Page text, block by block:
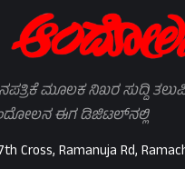
ಮೂಲಕ ನಿಖರ ಸುದ್ದಿ
ಈಗ ಡಿಜಿಟಲ್‌ನಲ್ಲಿ
Cross, Ramanuja Rd,